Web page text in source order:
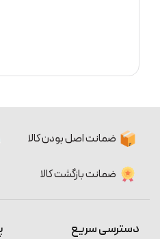
ضمانت اصل بودن کالا
ضمانت بازگشت کالا
دسترسی سریع